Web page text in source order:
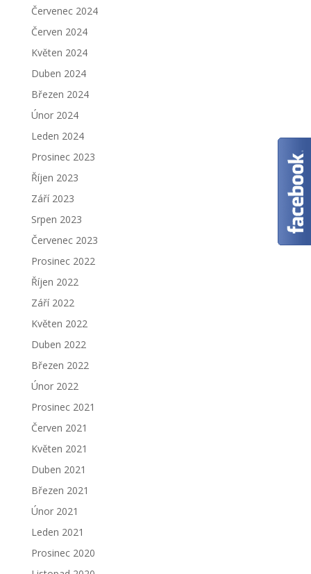
Červenec 2024
Červen 2024
Květen 2024
Duben 2024
Březen 2024
Únor 2024
Leden 2024
Prosinec 2023
Říjen 2023
Září 2023
Srpen 2023
Červenec 2023
Prosinec 2022
Říjen 2022
Září 2022
Květen 2022
Duben 2022
Březen 2022
Únor 2022
Prosinec 2021
Červen 2021
Květen 2021
Duben 2021
Březen 2021
Únor 2021
Leden 2021
Prosinec 2020